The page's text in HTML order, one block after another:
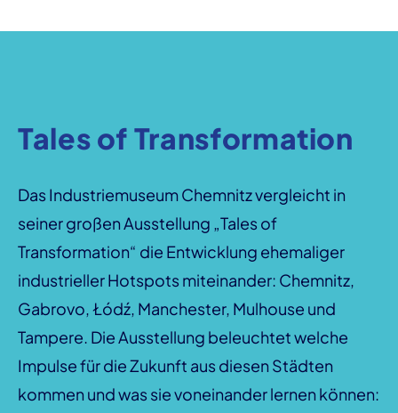
Tales of Transformation
Das Industriemuseum Chemnitz vergleicht in
seiner großen Ausstellung „Tales of
Transformation“ die Entwicklung ehemaliger
industrieller Hotspots miteinander: Chemnitz,
Gabrovo, Łódź, Manchester, Mulhouse und
Tampere. Die Ausstellung beleuchtet welche
Impulse für die Zukunft aus diesen Städten
kommen und was sie voneinander lernen können: